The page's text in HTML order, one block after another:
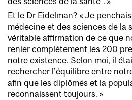
Et le Dr Eidelman? « Je
médecine et des sciences de la
véritable affirmation de ce que
renier complètement les 200
notre existence. Selon moi, il
rechercher l’équilibre entre
afin que les diplômés et la
reconnaissent toujours. »